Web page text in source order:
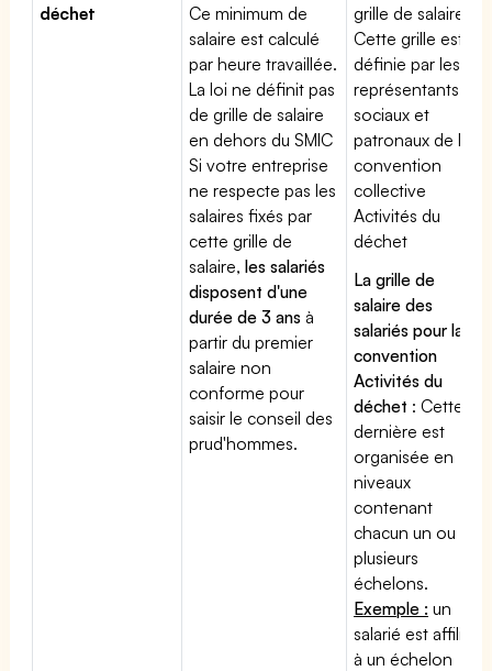
déchet
Ce minimum de
salaire est calculé
par heure travaillée.
La loi ne définit pas
de grille de salaire
en dehors du SMIC
Si votre entreprise
ne respecte pas les
salaires fixés par
cette grille de
salaire,les salariés
disposent d'une
durée de 3 ans à
partir du premier
salaire non
conforme pour
saisir le conseil des
prud'hommes.
grille de salaires.
Cette grille est
définie par les
représentants
sociaux et
patronaux de la
convention
collective
Activités du
déchet
La grille de
salaire des
salariés pour la
convention
Activités du
déchet : Cette
dernière est
organisée en
niveaux
contenant
chacun un ou
plusieurs
échelons.
Exemple : un
salarié est affilié
à un échelon